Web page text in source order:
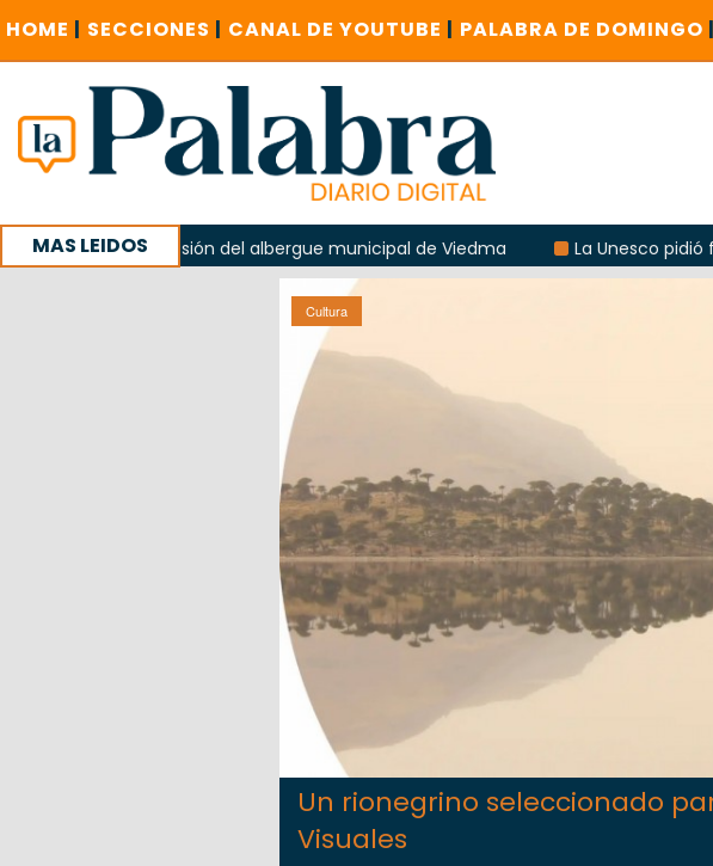
HOME | SECCIONES | CANAL DE YOUTUBE | PALABRA DE DOMINGO |
MAS LEIDOS
la explosión del albergue municipal de Viedma
La Unesco pidió frenar las
con un encuentro provincial en Roca
Cultura
Un rionegrino seleccionado
Visuales